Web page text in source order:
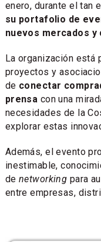
enero, durante el tan
su portafolio de
nuevos mercados y
La organización está
proyectos y
de conectar
prensa con una
necesidades de la
explorar estas
Además, el evento
inestimable,
de networking para
entre empresas,